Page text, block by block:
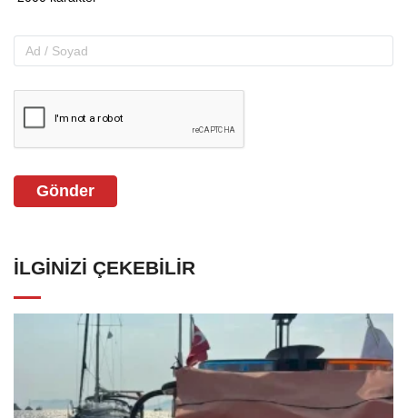
Gönder
İLGINIZI ÇEKEBILIR